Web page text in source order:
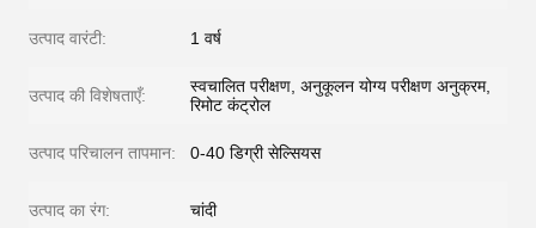
उत्पाद वारंटी: 1 वर्ष
उत्पाद की विशेषताएँ:
स्वचालित परीक्षण, अनुकूलन योग्य परीक्षण अनुक्रम,
रिमोट कंट्रोल
उत्पाद परिचालन तापमान: 0-40 डिग्री सेल्सियस
उत्पाद का रंग: चांदी